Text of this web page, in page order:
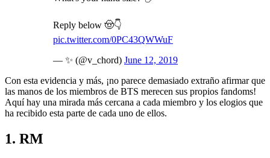
Reply below 🤠👇
pic.twitter.com/0PC43QWWuF
— ✨ (@v_chord) June 12, 2019
Con esta evidencia y más, ¡no parece demasiado extraño afirmar que
las manos de los miembros de BTS merecen sus propios fandoms!
Aquí hay una mirada más cercana a cada miembro y los elogios que
ha recibido esta parte de cada uno de ellos.
1. RM